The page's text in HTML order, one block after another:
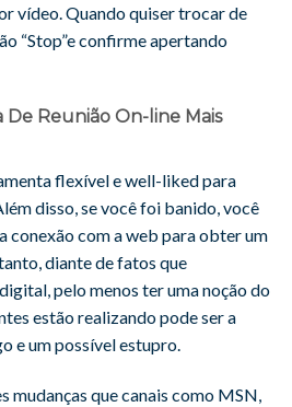
vídeo. Quando quiser trocar de
“Stop”e confirme apertando
Reunião On-line Mais
flexível e well-liked para
disso, se você foi banido, você
conexão com a web para obter um
diante de fatos que
pelo menos ter uma noção do
estão realizando pode ser a
e um possível estupro.
mudanças que canais como MSN,